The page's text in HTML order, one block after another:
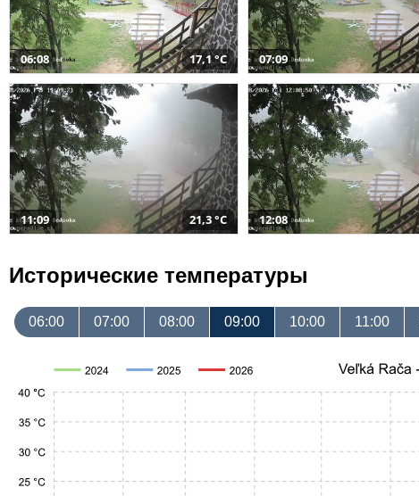
06:08 17,1 °C 07:09
11:09 21,3 °C 12:08
Исторические температуры
06:00 07:00 08:00 09:00 10:00 11:00